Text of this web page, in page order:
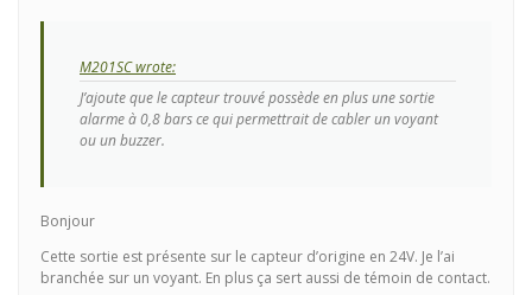
M201SC wrote:
J’ajoute que le capteur trouvé possède en plus une sortie
alarme à 0,8 bars ce qui permettrait de cabler un voyant
ou un buzzer.
Bonjour
Cette sortie est présente sur le capteur d’origine en 24V. Je l’ai
branchée sur un voyant. En plus ça sert aussi de témoin de contact.